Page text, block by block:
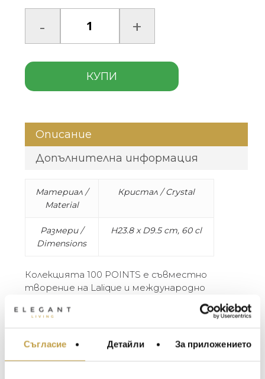
Съгласие Детайли За приложението
КУПИ
Описание
Допълнителна информация
Материал /
Material
Кристал / Crystal
Размери /
Dimensions
H23.8 x D9.5 cm, 60 cl
Колекцията 100 POINTS е съвместно
творение на Lalique и международно
известния винен критик Джеймс Съклинг.
Със своята уникална форма и универсален
колекцията 100 POINTS са проектирани да
подобрят всички видове вино, шампанско
МЕБЕЛИ ЗА ДОМА И